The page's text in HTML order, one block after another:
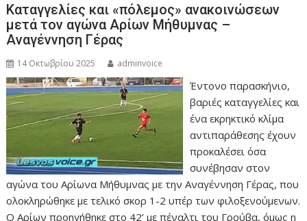
Καταγγελίες και «πόλεμος» ανακοινώσεων
μετά τον αγώνα Αρίων Μήθυμνας –
Αναγέννηση Γέρας
14 Οκτωβρίου 2025 adminvoice
Έντονο παρασκήνιο,
βαριές καταγγελίες και
ένα εκρηκτικό κλίμα
αντιπαράθεσης έχουν
προκαλέσει όσα
συνέβησαν στον
αγώνα του Αρίωνα Μήθυμνας με την Αναγέννηση Γέρας, που
ολοκληρώθηκε με τελικό σκορ 1-2 υπέρ των φιλοξενούμενων.
Ο Αρίων προηγήθηκε στο 42’ με πέναλτι του Γρούβα, όμως η